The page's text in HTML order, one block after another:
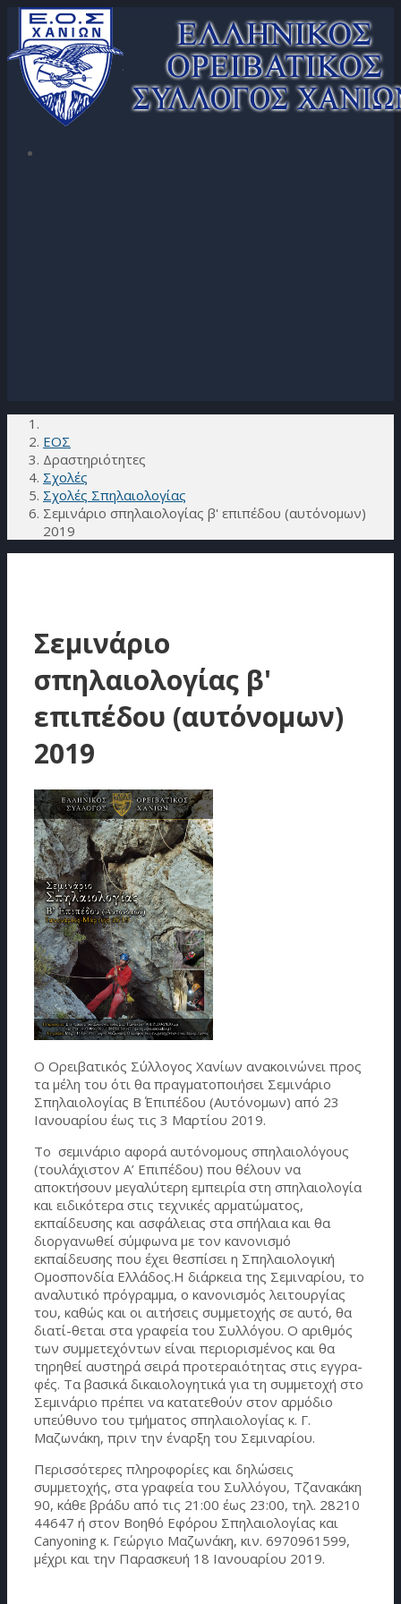
ΕΟΣ
Δραστηριότητες
Σχολές
Σχολές Σπηλαιολογίας
Σεμινάριο σπηλαιολογίας β' επιπέδου (αυτόνομων)
2019
Σεμινάριο
σπηλαιολογίας β'
επιπέδου (αυτόνομων)
2019
O Ορειβατικός Σύλλογος Χανίων ανακοινώνει προς
τα μέλη του ότι θα πραγματοποιήσει Σεμινάριο
Σπηλαιολογίας Β΄ Επιπέδου (Αυτόνομων) από 23
Ιανουαρίου έως τις 3 Μαρτίου 2019.
Το σεμινάριο αφορά αυτόνομους σπηλαιολόγους
(τουλάχιστον Α’ Επιπέδου) που θέλουν να
αποκτήσουν μεγαλύτερη εμπειρία στη σπηλαιολογία
και ειδικότερα στις τεχνικές αρματώματος,
εκπαίδευσης και ασφάλειας στα σπήλαια και θα
διοργανωθεί σύμφωνα με τον κανονισμό
εκπαίδευσης που έχει θεσπίσει η Σπηλαιολογική
Ομοσπονδία Ελλάδος.Η διάρκεια της Σεμιναρίου, το
αναλυτικό πρόγραμμα, ο κανονισμός λειτουργίας
του, καθώς και οι αιτήσεις συμμετοχής σε αυτό, θα
διατί-θεται στα γραφεία του Συλλόγου. Ο αριθμός
των συμμετεχόντων είναι περιορισμένος και θα
τηρηθεί αυστηρά σειρά προτεραιότητας στις εγγρα-
φές. Τα βασικά δικαιολογητικά για τη συμμετοχή στο
Σεμινάριο πρέπει να κατατεθούν στον αρμόδιο
υπεύθυνο του τμήματος σπηλαιολογίας κ. Γ.
Μαζωνάκη, πριν την έναρξη του Σεμιναρίου.
Περισσότερες πληροφορίες και δηλώσεις
συμμετοχής, στα γραφεία του Συλλόγου, Τζανακάκη
90, κάθε βράδυ από τις 21:00 έως 23:00, τηλ. 28210
44647 ή στον Βοηθό Εφόρου Σπηλαιολογίας και
Canyoning κ. Γεώργιο Μαζωνάκη, κιν. 6970961599,
μέχρι και την Παρασκευή 18 Ιανουαρίου 2019.